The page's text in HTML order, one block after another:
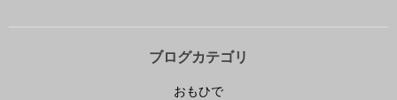
ブログカテゴリ
おもひで